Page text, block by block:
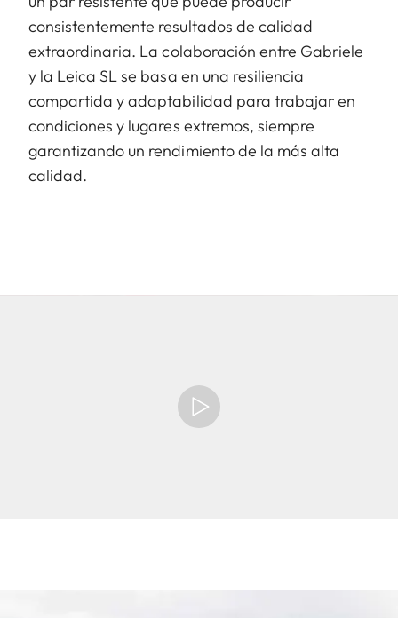
consistentemente resultados de calidad
extraordinaria. La colaboración entre Gabriele
y la Leica SL se basa en una resiliencia
compartida y adaptabilidad para trabajar en
condiciones y lugares extremos, siempre
garantizando un rendimiento de la más alta
calidad.